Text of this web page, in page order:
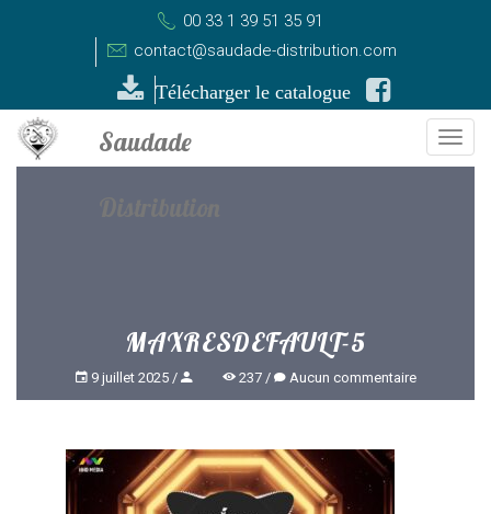
00 33 1 39 51 35 91
contact@saudade-distribution.com
Télécharger le catalogue
MAXRESDEFAULT-5
9 juillet 2025 237 Aucun commentaire